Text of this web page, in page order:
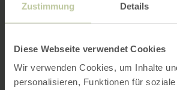
Zustimmung Details
Diese Webseite verwendet Cookies
Wir verwenden Cookies, um Inhalte
personalisieren, Funktionen für